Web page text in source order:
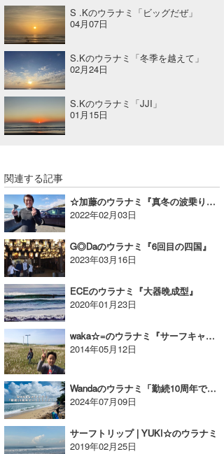
S .Kのウラナミ「ビッグだぜ」
04月07日
S.Kのウラナミ「冬季を越えて」
02月24日
S.Kのウラナミ「JJI」
01月15日
関連する記事
☆加藤のウラナミ『真冬の波乗り三種の神器』
2022年02月03日
G◎Daのウラナミ『6回目の四国』
2023年03月16日
ECEのウラナミ『大器晩成型』
2020年01月23日
waka☆=のウラナミ『サーフキャンプ』
2014年05月12日
Wandaのウラナミ「勤続10周年でバリトリップ！」
2024年07月09日
サーフトリップ | YUKI☆のウラナミ
2019年02月25日